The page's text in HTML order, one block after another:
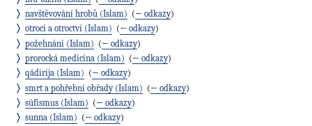
navštěvování hrobů (Islam) (← odkazy)
otroci a otroctví (Islam) (← odkazy)
požehnání (Islam) (← odkazy)
prorocká medicína (Islam) (← odkazy)
qádiríja (Islam) (← odkazy)
smrt a pohřební obřady (Islam) (← odkazy)
súfismus (Islam) (← odkazy)
sunna (Islam) (← odkazy)